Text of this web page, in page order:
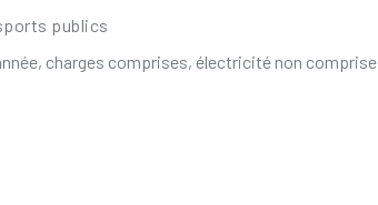
publics
charges comprises, électricité non comprise